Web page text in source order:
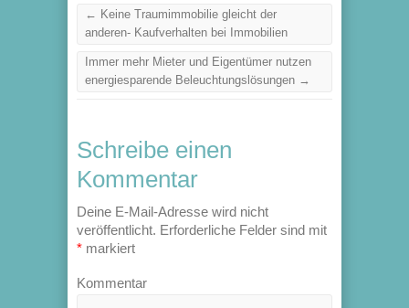
← Keine Traumimmobilie gleicht der
anderen- Kaufverhalten bei Immobilien
Immer mehr Mieter und Eigentümer nutzen
energiesparende Beleuchtungslösungen →
Schreibe einen
Kommentar
Deine E-Mail-Adresse wird nicht
veröffentlicht. Erforderliche Felder sind mit
* markiert
Kommentar